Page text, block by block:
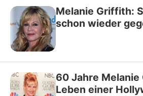
Melanie Griffith:
schon wieder
60 Jahre
Leben einer